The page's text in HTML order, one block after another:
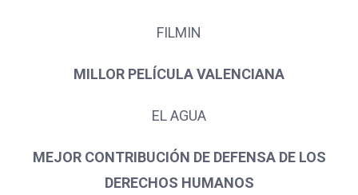
FILMIN
MILLOR PELÍCULA VALENCIANA
EL AGUA
MEJOR CONTRIBUCIÓN DE DEFENSA DE LOS
DERECHOS HUMANOS